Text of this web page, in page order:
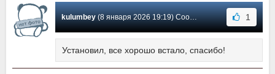
kulumbey(8 января 2026 19:19) Сообщение #35 1
Установил, все хорошо встало, спасибо!